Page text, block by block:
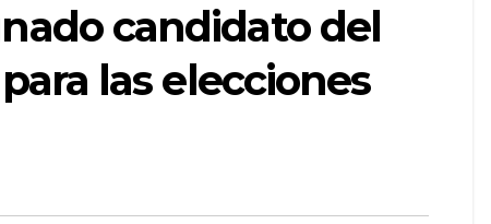
candidato del
las elecciones